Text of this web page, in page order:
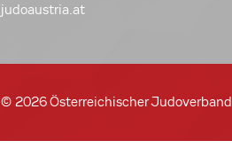
2026 Österreichischer Judoverband